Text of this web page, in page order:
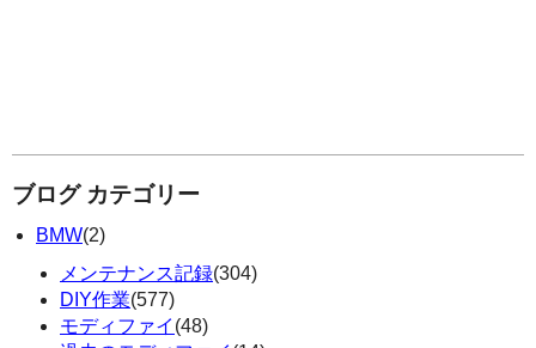
ブログ カテゴリー
BMW(2)
メンテナンス記録(304)
DIY作業(577)
モディファイ (48)